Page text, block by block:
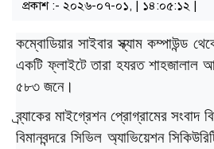
প্রকাশ :- ২০২৬-০৭-০১, | ১৪:০৫:১২ |
কম্বোডিয়ার সাইবার স্ক্যাম কম্পাউন্ড
একটি ফ্লাইটে তারা হযরত শাহজালাল
৫৮৩ জনে।
ব্র্যাকের মাইগ্রেশন প্রোগ্রামের
বিমানবন্দরে সিভিল অ্যাভিয়েশন